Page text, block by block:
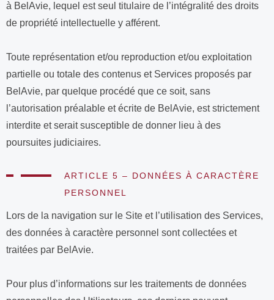
à BelAvie, lequel est seul titulaire de l’intégralité des droits
de propriété intellectuelle y afférent.
Toute représentation et/ou reproduction et/ou exploitation
partielle ou totale des contenus et Services proposés par
BelAvie, par quelque procédé que ce soit, sans
l’autorisation préalable et écrite de BelAvie, est strictement
interdite et serait susceptible de donner lieu à des
poursuites judiciaires.
ARTICLE 5 – DONNÉES À CARACTÈRE
PERSONNEL
Lors de la navigation sur le Site et l’utilisation des Services,
des données à caractère personnel sont collectées et
traitées par BelAvie.
Pour plus d’informations sur les traitements de données